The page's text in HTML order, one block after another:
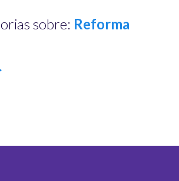
sobre: Reforma